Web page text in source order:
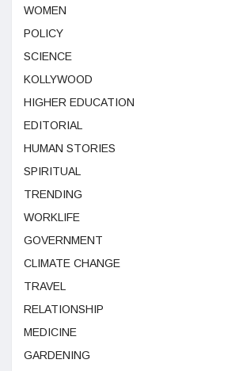
WOMEN
POLICY
SCIENCE
KOLLYWOOD
HIGHER EDUCATION
EDITORIAL
HUMAN STORIES
SPIRITUAL
TRENDING
WORKLIFE
GOVERNMENT
CLIMATE CHANGE
TRAVEL
RELATIONSHIP
MEDICINE
GARDENING